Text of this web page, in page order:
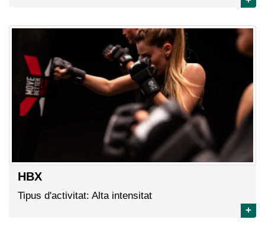
HBX
Tipus d'activitat: Alta intensitat
+